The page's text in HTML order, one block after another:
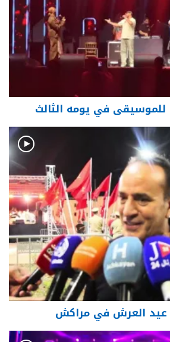
في يومه الثالث
عيد العرش في مراكش